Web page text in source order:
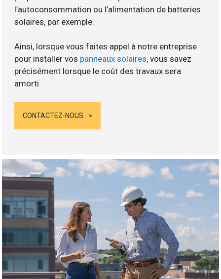
l’autoconsommation ou l’alimentation de batteries
solaires, par exemple.
Ainsi, lorsque vous faites appel à notre entreprise
pour installer vos panneaux solaires, vous savez
précisément lorsque le coût des travaux sera
amorti.
CONTACTEZ-NOUS